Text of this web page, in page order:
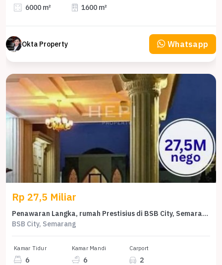
6000 m² 1600 m²
Okta Property Whatsapp
Rp 27,5 Miliar
Penawaran Langka, rumah Prestisius di BSB City, Semarang, LB 1100m²
BSB City, Semarang
Kamar Tidur
6
Kamar Mandi
6
Carport
2